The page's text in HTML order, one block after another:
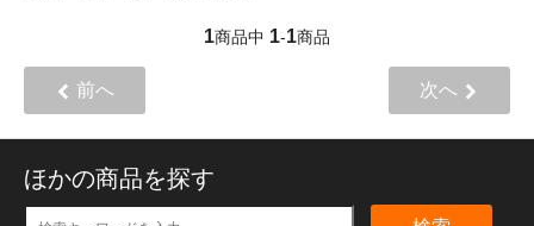
1商品中 1-1商品
前へ 次へ
ほかの商品を探す